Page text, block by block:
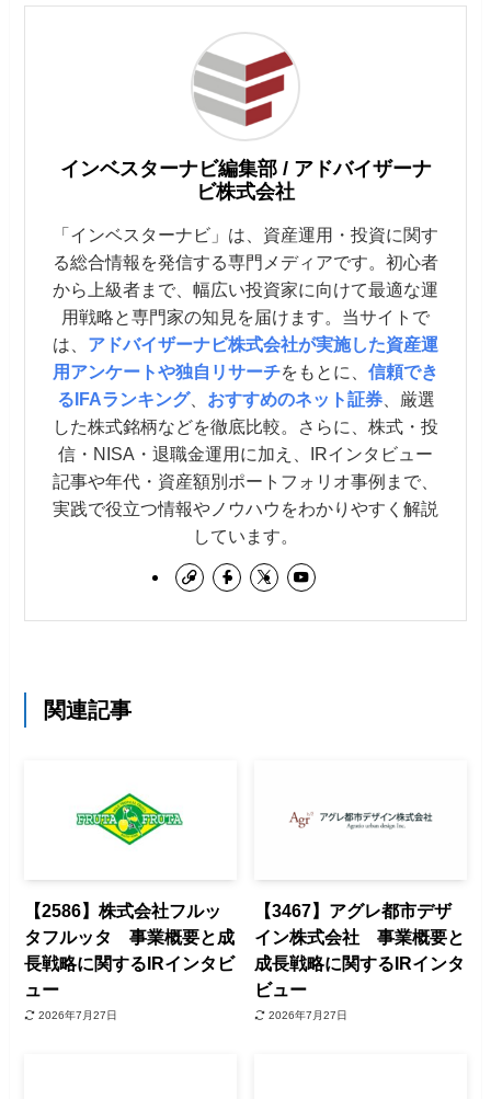
インベスターナビ編集部 / アドバイザーナ
ビ株式会社
「インベスターナビ」は、資産運用・投資に関す
る総合情報を発信する専門メディアです。初心者
から上級者まで、幅広い投資家に向けて最適な運
用戦略と専門家の知見を届けます。当サイトで
は、 アドバイザーナビ株式会社が実施した資産運
用アンケートや独自リサーチをもとに、 信頼でき
るIFAランキング、 おすすめのネット証券、厳選
した株式銘柄などを徹底比較。さらに、株式・投
信・NISA・退職金運用に加え、IRインタビュー
記事や年代・資産額別ポートフォリオ事例まで、
実践で役立つ情報やノウハウをわかりやすく解説
しています。
関連記事
【2586】株式会社フルッ
タフルッタ 事業概要と成
長戦略に関するIRインタビ
ュー
2026年7月27日
【3467】アグレ都市デザ
イン株式会社 事業概要と
成長戦略に関するIRインタ
ビュー
2026年7月27日